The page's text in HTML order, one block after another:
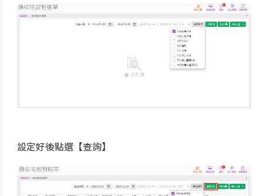
設定好後點選【查詢】